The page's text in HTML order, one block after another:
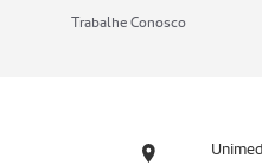
Trabalhe Conosco